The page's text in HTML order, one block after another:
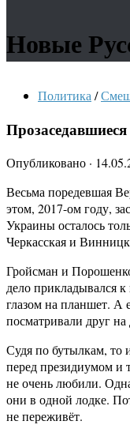
Новые
Политика /
Прозаседавшиеся
Опубликовано ·
Весьма поредевшая
этом, 2017-ом году,
Украины осталось
Черкасская и
Гройсман и
дело прикладывался
глазом на планшет. А
посматривали друг на
Судя по бутылкам, то
перед президиумом и
не очень любили.
они в одной лодке.
не переживёт.